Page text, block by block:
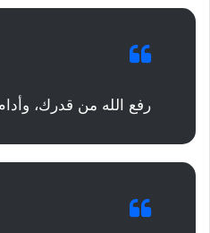
رفع الله من قدرك،